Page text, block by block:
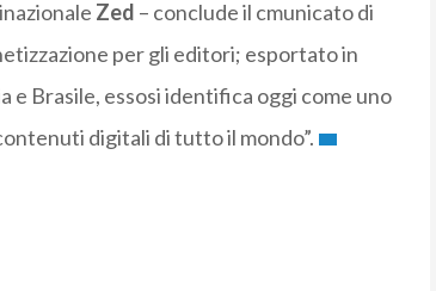
Zed – conclude il cmunicato di
per gli editori; esportato in
e Brasile, essosi identifica oggi come uno
digitali di tutto il mondo”.